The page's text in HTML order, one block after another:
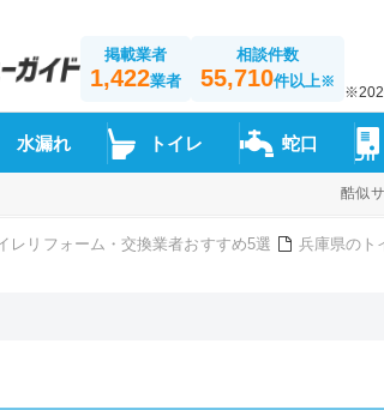
掲載業者
1,422業者
相談件数
55,710件以上※
水漏れ トイレ 蛇口
酷似
レリフォーム・交換業者おすすめ5選 兵庫県のト